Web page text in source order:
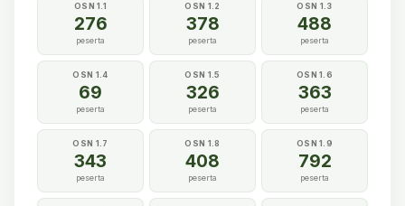
OSN 1.1
276
peserta
OSN 1.2
378
peserta
OSN 1.3
488
peserta
OSN 1.4
69
peserta
OSN 1.5
326
peserta
OSN 1.6
363
peserta
OSN 1.7
343
peserta
OSN 1.8
408
peserta
OSN 1.9
792
peserta